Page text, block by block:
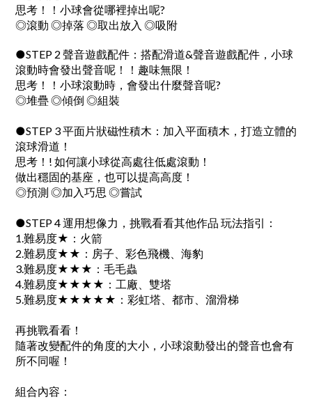
思考！！小球會從哪裡掉出呢?
◎滾動 ◎掉落 ◎取出放入 ◎吸附
●STEP 2 聲音遊戲配件：搭配滑道&聲音遊戲配件，小球
滾動時會發出聲音呢！！趣味無限！
思考！！小球滾動時，會發出什麼聲音呢?
◎堆疊 ◎傾倒 ◎組裝
●STEP 3 平面片狀磁性積木：加入平面積木，打造立體的
滾球滑道！
思考！! 如何讓小球從高處往低處滾動！
做出穩固的基座，也可以提高高度！
◎預測 ◎加入巧思 ◎嘗試
●STEP 4 運用想像力，挑戰看看其他作品 玩法指引：
1.難易度★：火箭
2.難易度★★：房子、彩色飛機、海豹
3.難易度★★★：毛毛蟲
4.難易度★★★★：工廠、雙塔
5.難易度★★★★★：彩虹塔、都市、溜滑梯
再挑戰看看！
隨著改變配件的角度的大小，小球滾動發出的聲音也會有
所不同喔！
組合內容：